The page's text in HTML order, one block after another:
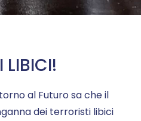
LIBICI!
al Futuro sa che il
dei terroristi libici